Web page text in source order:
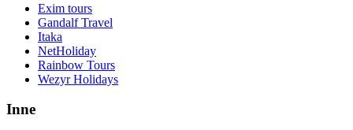
Exim tours
Gandalf Travel
Itaka
NetHoliday
Rainbow Tours
Wezyr Holidays
Inne